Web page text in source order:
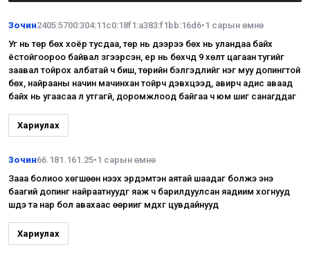
Зочин2405:5700:304:11c0:18f1:a383:f1bb:16d6•1 сарын өмнө
Уг нь төр бөх хоёр тусдаа, төр нь дээрээ бөх нь уландаа байх
ёстойгоороо байвал зүгээрсэн, ер нь бөхчүүд 9 хөлт цагаан тугийг
заавал тойрох албатай ч биш, төрийн бэлгэдлийг нэг муу допингтой
бөх, найрааны начин мачинхан тойрч дэвхцээд, авирч адис аваад
байх нь угаасаа л утгагүй, доромжлоод байгаа ч юм шиг санагддаг
Хариулах
Зочин66.181.161.25•1 сарын өмнө
Зааа болиоо хөгшөөн нээх эрдэмтэн аятай шаадаг болжэ энэ
баагий допинг найраатнуудг яаж ч барилдуулсан яадиим хогнууд
шдэ та нар бол авахаас өөрииг мдхгү цувдайнууд
Хариулах